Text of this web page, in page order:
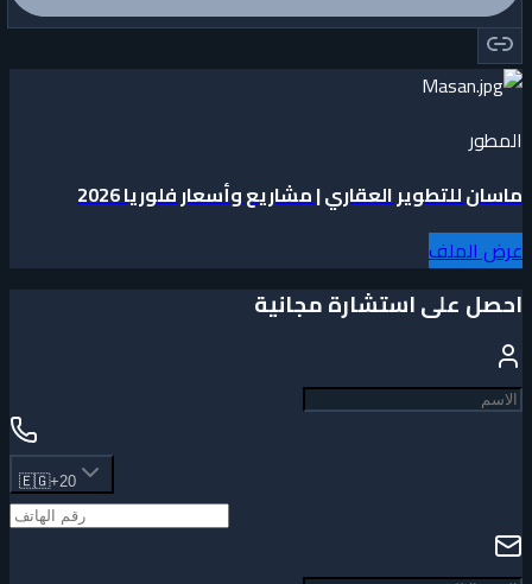
المطور
ماسان للتطوير العقاري | مشاريع وأسعار فلوريا 2026
عرض الملف
احصل على استشارة مجانية
🇪🇬+20